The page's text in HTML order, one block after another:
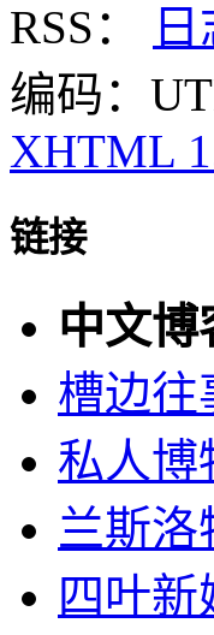
RSS：
日
编码：
XHTML
链接
中文博
槽边往
私人博
兰斯洛
四叶新